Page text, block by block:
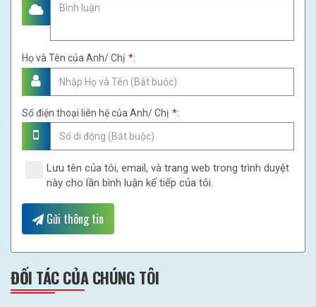
Họ và Tên của Anh/ Chị *:
Số điện thoại liên hệ của Anh/ Chị *:
Lưu tên của tôi, email, và trang web trong trình duyệt
này cho lần bình luận kế tiếp của tôi.
Gửi thông tin
ĐỐI TÁC CỦA CHÚNG TÔI